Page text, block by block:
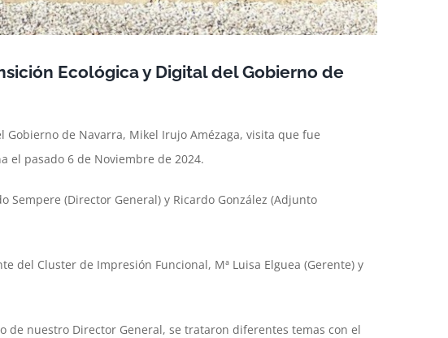
Ecológica y Digital del Gobierno de
de Navarra, Mikel Irujo Amézaga, visita que fue
el pasado 6 de Noviembre de 2024.
(Director General) y Ricardo González (Adjunto
del Cluster de Impresión Funcional, Mª Luisa Elguea (Gerente) y
de nuestro Director General, se trataron diferentes temas con el